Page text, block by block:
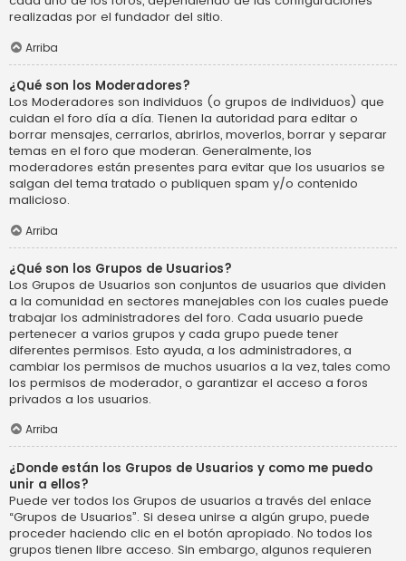
realizadas por el fundador del sitio.
Arriba
¿Qué son los Moderadores?
Los Moderadores son individuos (o grupos de individuos) que
cuidan el foro día a día. Tienen la autoridad para editar o
borrar mensajes, cerrarlos, abrirlos, moverlos, borrar y separar
temas en el foro que moderan. Generalmente, los
moderadores están presentes para evitar que los usuarios se
salgan del tema tratado o publiquen spam y/o contenido
malicioso.
Arriba
¿Qué son los Grupos de Usuarios?
Los Grupos de Usuarios son conjuntos de usuarios que dividen
a la comunidad en sectores manejables con los cuales puede
trabajar los administradores del foro. Cada usuario puede
pertenecer a varios grupos y cada grupo puede tener
diferentes permisos. Esto ayuda, a los administradores, a
cambiar los permisos de muchos usuarios a la vez, tales como
los permisos de moderador, o garantizar el acceso a foros
privados a los usuarios.
Arriba
¿Donde están los Grupos de Usuarios y como me puedo
unir a ellos?
Puede ver todos los Grupos de usuarios a través del enlace
“Grupos de Usuarios”. Si desea unirse a algún grupo, puede
proceder haciendo clic en el botón apropiado. No todos los
grupos tienen libre acceso. Sin embargo, algunos requieren